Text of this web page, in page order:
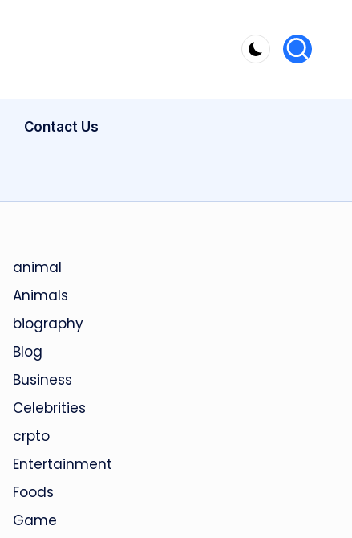
Contact Us
animal
Animals
biography
Blog
Business
Celebrities
crpto
Entertainment
Foods
Game